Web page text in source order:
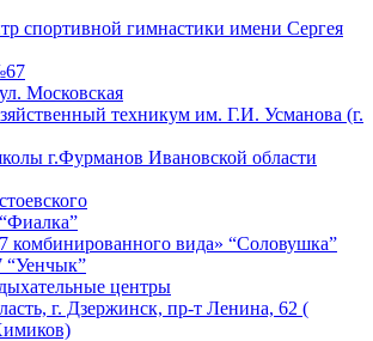
спортивной гимнастики имени Сергея
Московская
техникум им. Г.И. Усманова (г.
г.Фурманов Ивановской области
комбинированного вида» “Соловушка”
“Уенчык”
центры
г. Дзержинск, пр-т Ленина, 62 (